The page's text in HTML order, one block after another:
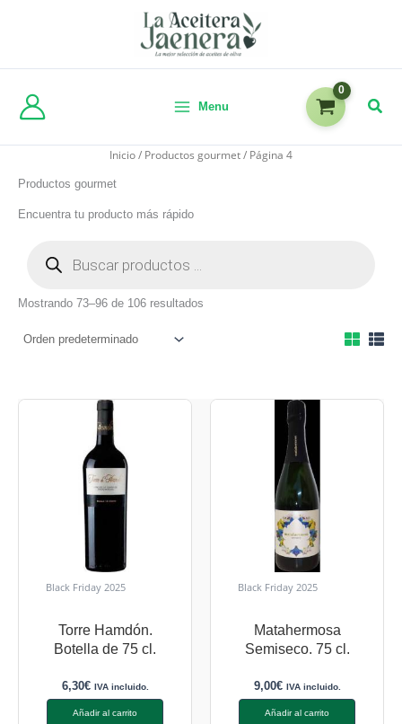
Menu
Inicio/ Productos gourmet/ Página 4
Productos gourmet
Encuentra tu producto más rápido
Mostrando 73–96 de 106 resultados
Black Friday 2025
Torre Hamdón.
Botella de 75 cl.
6,30€ IVA incluido.
Añadir al carrito
Black Friday 2025
Matahermosa
Semiseco. 75 cl.
9,00€ IVA incluido.
Añadir al carrito